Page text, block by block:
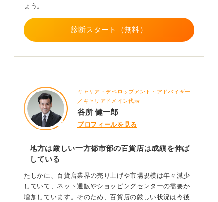
挫折や力不足を感じても折れない覚悟はしておいてくだ
さい。
現場の就労環境も良くないところが多く、改善意識も低
どで見極めてください。
をしてくれる職場が多くなっているのと、個人差はあり
ますがそれなりに慣れてくれば適応できると思います。
本来は長時間の立ち仕事の場合、顧客が少ないときにバ
ックヤードで座ることなどは安全衛生上必要な配慮です
ので、そこも課題です。
労働環境や給与の点が心配であれば、同じ流通業でもチ
ェーン経営の会社の方が接客比率が低いのと経営数値が
まだ良いので、検討の余地があるかもしれません。
ょう。
診断スタート（無料）
キャリア・デベロップメント・アドバイザー
／キャリアドメイン代表
谷所 健一郎
プロフィールを見る
地方は厳しい一方都市部の百貨店は成績を伸ば
している
たしかに、百貨店業界の売り上げや市場規模は年々減少
していて、ネット通販やショッピングセンターの需要が
増加しています。そのため、百貨店の厳しい状況は今後